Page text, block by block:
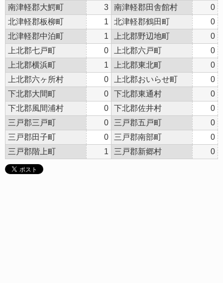
南津軽郡大鰐町
3 南津軽郡田舎館村
0
北津軽郡板柳町
1 北津軽郡鶴田町
0
北津軽郡中泊町
1 上北郡野辺地町
0
上北郡七戸町
0 上北郡六戸町
0
上北郡横浜町
1 上北郡東北町
0
上北郡六ヶ所村
0 上北郡おいらせ町
0
下北郡大間町
0 下北郡東通村
0
下北郡風間浦村
0 下北郡佐井村
0
三戸郡三戸町
0 三戸郡五戸町
0
三戸郡田子町
0 三戸郡南部町
0
三戸郡階上町
1 三戸郡新郷村 0